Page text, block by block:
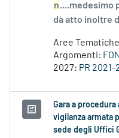
n....medesimo
dà atto inoltre
Aree
Argomenti:
2027: PR 2021-
Gara a
vigilanza armata
sede degli Uffici